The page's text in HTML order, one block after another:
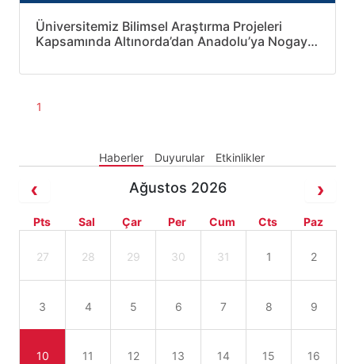
Üniversitemiz Bilimsel Araştırma Projeleri
Kapsamında Altınorda’dan Anadolu’ya Nogay
1
Haberler Duyurular Etkinlikler
Ağustos 2026
Pts Sal Çar Per Cum Cts Paz
27 28 29 30 31 1 2
3 4 5 6 7 8 9
10 11 12 13 14 15 16